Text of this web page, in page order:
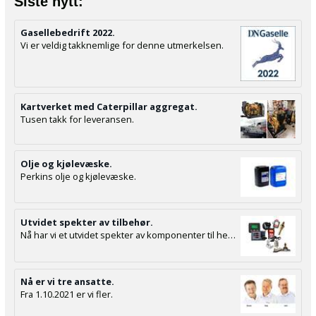
Gasellebedrift 2022.
Vi er veldig takknemlige for denne utmerkelsen.
Kartverket med Caterpillar aggregat.
Tusen takk for leveransen.
Olje og kjølevæske.
Perkins olje og kjølevæske.
Utvidet spekter av tilbehør.
Nå har vi et utvidet spekter av komponenter til hele installasjonen.
Nå er vi tre ansatte.
Fra 1.10.2021 er vi fler.